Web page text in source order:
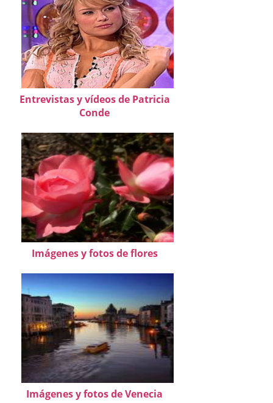
Entrevistas y vídeos de Patricia
Conde
Imágenes y fotos de flores
Imágenes y fotos de Venecia